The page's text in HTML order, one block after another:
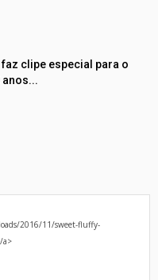
clipe especial para o